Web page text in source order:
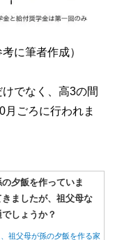
に筆者作成）
でなく、高3の間
月ごろに行われま
夕飯を作っていま
ましたが、祖父母な
しょうか？
祖父母が孫の夕飯を作る家